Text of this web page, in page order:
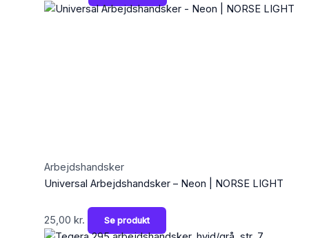
Arbejdshandsker
Universal Arbejdshandsker – Neon | NORSE LIGHT
25,00 kr. Se produkt